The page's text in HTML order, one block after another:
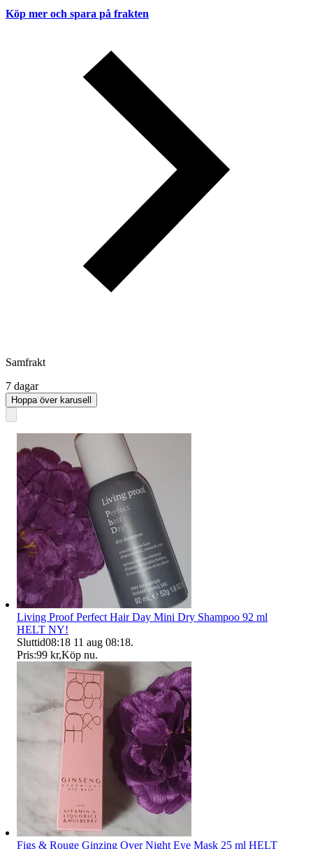
Köp mer och spara på frakten
Samfrakt
7 dagar
Hoppa över karusell
Living Proof Perfect Hair Day Mini Dry Shampoo 92 ml
HELT NY!
Sluttid08:18 11 aug 08:18.
Pris:99 kr,Köp nu.
Figs & Rouge Ginzing Over Night Eye Mask 25 ml HELT